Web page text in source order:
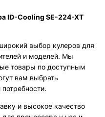
ID-Cooling SE-224-XT
выбор кулеров для
и моделей. Мы
товары по доступным
вам выбрать
и высокое качество